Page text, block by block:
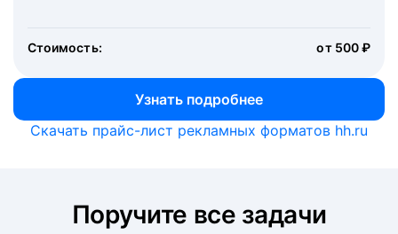
Стоимость: от 500 ₽
Узнать подробнее
Скачать прайс-лист рекламных форматов hh.ru